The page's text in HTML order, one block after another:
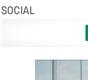
SOCIAL